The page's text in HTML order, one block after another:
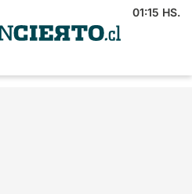
01:15 HS.